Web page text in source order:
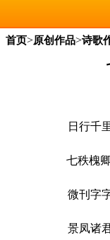
首页>原创作品>诗歌
日行千
七秩槐
微刊字
景凤诸